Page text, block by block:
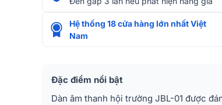
Hệ thống 18 cửa hàng lớn nhất Việt
Nam
Đặc điểm nổi bật
Dàn âm thanh hội trường JBL-01 được